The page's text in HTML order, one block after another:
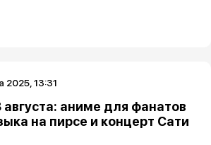
2025, 13:31
аниме для фанатов
на пирсе и концерт Сати